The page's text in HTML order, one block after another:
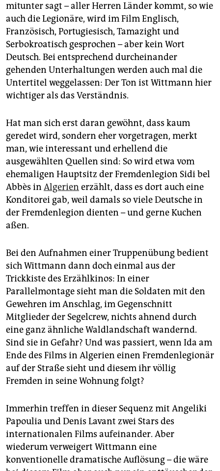
mitunter sagt – aller Herren Länder kommt, so wie
auch die Legionäre, wird im Film Englisch,
Französisch, Portugiesisch, Tamazight und
Serbokroatisch gesprochen – aber kein Wort
Deutsch. Bei entsprechend durcheinander
gehenden Unterhaltungen werden auch mal die
Untertitel weggelassen: Der Ton ist Wittmann hier
wichtiger als das Verständnis.
Hat man sich erst daran gewöhnt, dass kaum
geredet wird, sondern eher vorgetragen, merkt
man, wie interessant und erhellend die
ausgewählten Quellen sind: So wird etwa vom
ehemaligen Hauptsitz der Fremdenlegion Sidi bel
Abbès in Algerien erzählt, dass es dort auch eine
Konditorei gab, weil damals so viele Deutsche in
der Fremdenlegion dienten – und gerne Kuchen
aßen.
Bei den Aufnahmen einer Truppenübung bedient
sich Wittmann dann doch einmal aus der
Trickkiste des Erzählkinos: In einer
Parallelmontage sieht man die Soldaten mit den
Gewehren im Anschlag, im Gegenschnitt
Mitglieder der Segelcrew, nichts ahnend durch
eine ganz ähnliche Waldlandschaft wandernd.
Sind sie in Gefahr? Und was passiert, wenn Ida am
Ende des Films in Algerien einen Fremdenlegionär
auf der Straße sieht und diesem ihr völlig
Fremden in seine Wohnung folgt?
Immerhin treffen in dieser Sequenz mit Angeliki
Papoulia und Denis Lavant zwei Stars des
internationalen Films aufeinander. Aber
wiederum verweigert Wittmann eine
konventionelle dramatische Auflösung – die wäre